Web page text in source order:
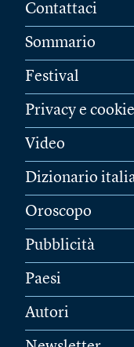
Contattaci
Sommario
Festival
Privacy e cookie
Video
Dizionario
Oroscopo
Pubblicità
Paesi
Autori